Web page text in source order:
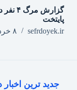
گزارش
پایتخت
sefrdoyek.ir
۸ خرداد ۱۴۰۵
جدید ترین